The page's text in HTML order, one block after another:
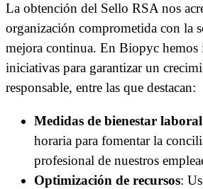
La obtención del Sello RSA nos
organización comprometida con la
mejora continua. En Biopyc hemos
iniciativas para garantizar un
responsable, entre las que destacan:
Medidas de bienestar laboral
horaria para fomentar la
profesional de nuestros
Optimización de recursos: